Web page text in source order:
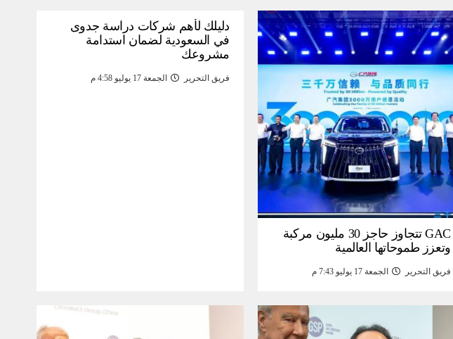
GAC تتجاوز حاجز 30 مليون مركبة
وتعزز طموحاتها العالمية
فريق التحرير الجمعة 17 يوليو 7:43 م
دليلك لأهم شركات دراسة جدوى
في السعودية لضمان استدامة
مشروعك
فريق التحرير الجمعة 17 يوليو 4:58 م